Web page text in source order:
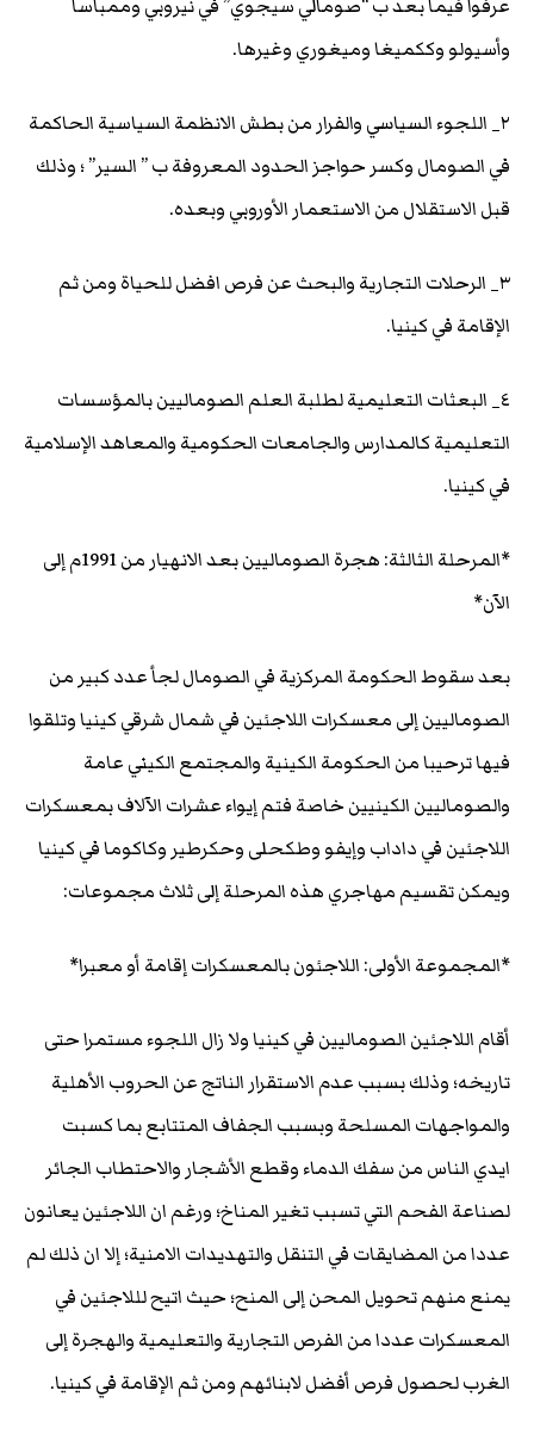
عرفوا فيما بعد ب “صومالي سيجوي” في نيروبي وممباسا
وأسيولو وككميغا وميغوري وغيرها.
٢_ اللجوء السياسي والفرار من بطش الانظمة السياسية الحاكمة
في الصومال وكسر حواجز الحدود المعروفة ب ” السير” ؛ وذلك
قبل الاستقلال من الاستعمار الأوروبي وبعده.
٣_ الرحلات التجارية والبحث عن فرص افضل للحياة ومن ثم
الإقامة في كينيا.
٤_ البعثات التعليمية لطلبة العلم الصوماليين بالمؤسسات
التعليمية كالمدارس والجامعات الحكومية والمعاهد الإسلامية
في كينيا.
*المرحلة الثالثة: هجرة الصوماليين بعد الانهيار من 1991م إلى
الآن*
بعد سقوط الحكومة المركزية في الصومال لجأ عدد كبير من
الصوماليين إلى معسكرات اللاجئين في شمال شرقي كينيا وتلقوا
فيها ترحيبا من الحكومة الكينية والمجتمع الكيني عامة
والصوماليين الكينيين خاصة فتم إيواء عشرات الآلاف بمعسكرات
اللاجئين في داداب وإيفو وطكحلى وحكرطير وكاكوما في كينيا
ويمكن تقسيم مهاجري هذه المرحلة إلى ثلاث مجموعات:
*المجموعة الأولى: اللاجئون بالمعسكرات إقامة أو معبرا*
أقام اللاجئين الصوماليين في كينيا ولا زال اللجوء مستمرا حتى
تاريخه؛ وذلك بسبب عدم الاستقرار الناتج عن الحروب الأهلية
والمواجهات المسلحة وبسبب الجفاف المتتابع بما كسبت
ايدي الناس من سفك الدماء وقطع الأشجار والاحتطاب الجائر
لصناعة الفحم التي تسبب تغير المناخ؛ ورغم ان اللاجئين يعانون
عددا من المضايقات في التنقل والتهديدات الامنية؛ إلا ان ذلك لم
يمنع منهم تحويل المحن إلى المنح؛ حيث اتيح لللاجئين في
المعسكرات عددا من الفرص التجارية والتعليمية والهجرة إلى
الغرب لحصول فرص أفضل لابنائهم ومن ثم الإقامة في كينيا.